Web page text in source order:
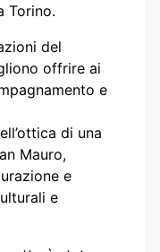
Torino.
del
offrire ai
e
di una
Mauro,
e
e